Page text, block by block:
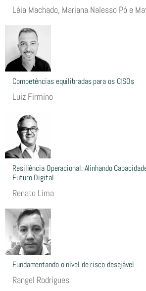
Léia Machado, Mariana Nalesso Pó e
Competências equilibradas para os CISOs
Luiz Firmino
Resiliência Operacional: Alinhando
Futuro Digital
Renato Lima
Fundamentando o nível de risco desejável
Rangel Rodrigues